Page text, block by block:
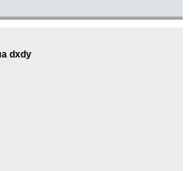
dxdy